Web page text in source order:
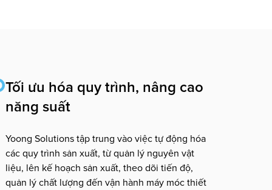
Tối ưu hóa quy trình, nâng cao
năng suất
Yoong Solutions tập trung vào việc tự động hóa
các quy trình sản xuất, từ quản lý nguyên vật
liệu, lên kế hoạch sản xuất, theo dõi tiến độ,
quản lý chất lượng đến vận hành máy móc thiết